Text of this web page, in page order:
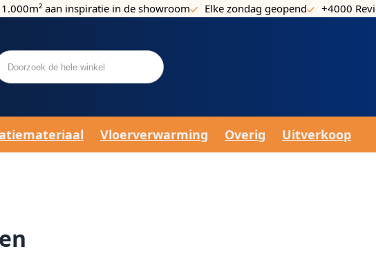
1.000m² aan inspiratie in de showroom Elke zondag geopend +4000
Vloerverwarming Overig Uitverkoop